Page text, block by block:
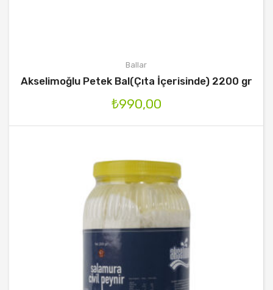
Ballar
Akselimoğlu Petek Bal(Çıta İçerisinde) 2200 gr
₺990,00